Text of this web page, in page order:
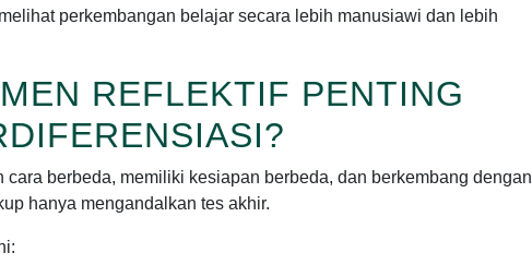
perkembangan belajar secara lebih manusiawi dan lebih
REFLEKTIF PENTING
berbeda, memiliki kesiapan berbeda, dan berkembang dengan
hanya mengandalkan tes akhir.